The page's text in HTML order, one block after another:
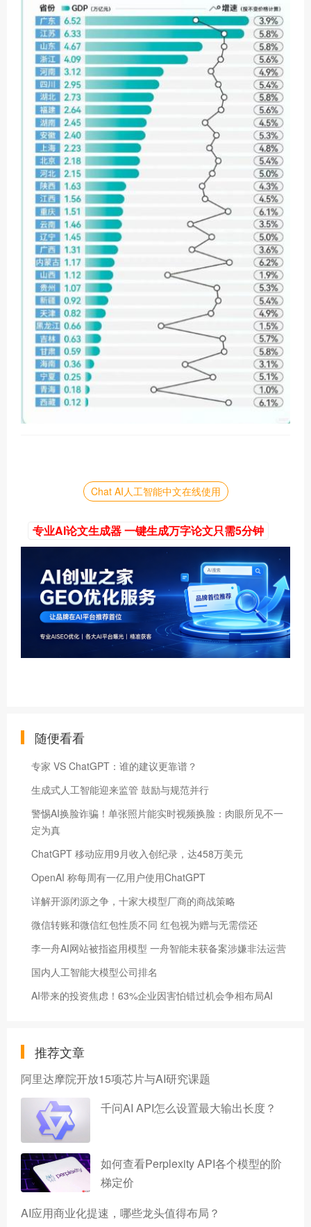
Chat AI人工智能中文在线使用
专业AI论文生成器 一键生成万字论文只需5分钟
随便看看
专家 VS ChatGPT：谁的建议更靠谱？
生成式人工智能迎来监管 鼓励与规范并行
警惕AI换脸诈骗！单张照片能实时视频换脸：肉眼所见不一
定为真
ChatGPT 移动应用9月收入创纪录，达458万美元
OpenAI 称每周有一亿用户使用ChatGPT
详解开源闭源之争，十家大模型厂商的商战策略
微信转账和微信红包性质不同 红包视为赠与无需偿还
李一舟AI网站被指盗用模型 一舟智能未获备案涉嫌非法运营
国内人工智能大模型公司排名
​AI带来的投资焦虑！63%企业因害怕错过机会争相布局AI
推荐文章
阿里达摩院开放15项芯片与AI研究课题
千问AI API怎么设置最大输出长度？
如何查看Perplexity API各个模型的阶
梯定价
AI应用商业化提速，哪些龙头值得布局？